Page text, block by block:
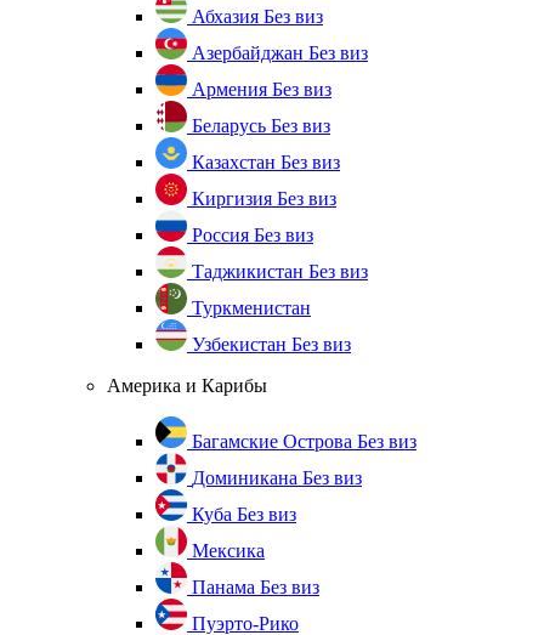
Абхазия Без виз
Азербайджан Без виз
Армения Без виз
Беларусь Без виз
Казахстан Без виз
Киргизия Без виз
Россия Без виз
Таджикистан Без виз
Туркменистан
Узбекистан Без виз
Америка и Карибы
Багамские Острова Без виз
Доминикана Без виз
Куба Без виз
Мексика
Панама Без виз
Пуэрто-Рико